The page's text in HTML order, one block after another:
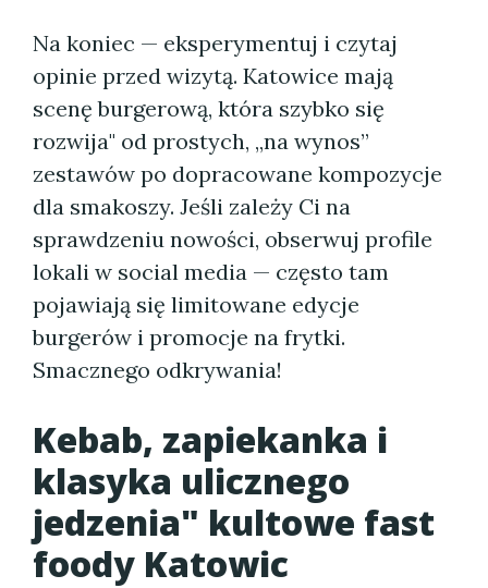
Na koniec — eksperymentuj i czytaj
opinie przed wizytą. Katowice mają
scenę burgerową, która szybko się
rozwija" od prostych, „na wynos”
zestawów po dopracowane kompozycje
dla smakoszy. Jeśli zależy Ci na
sprawdzeniu nowości, obserwuj profile
lokali w social media — często tam
pojawiają się limitowane edycje
burgerów i promocje na frytki.
Smacznego odkrywania!
Kebab, zapiekanka i
klasyka ulicznego
jedzenia" kultowe fast
foody Katowic